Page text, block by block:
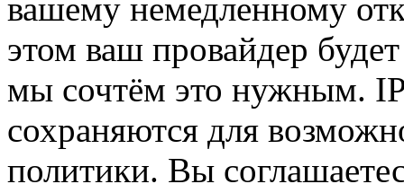
вашему немедленному
этом ваш провайдер
мы сочтём это нужным.
сохраняются для
политики. Вы